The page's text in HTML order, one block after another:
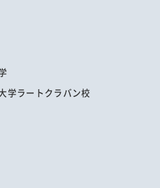
学ラートクラバン校